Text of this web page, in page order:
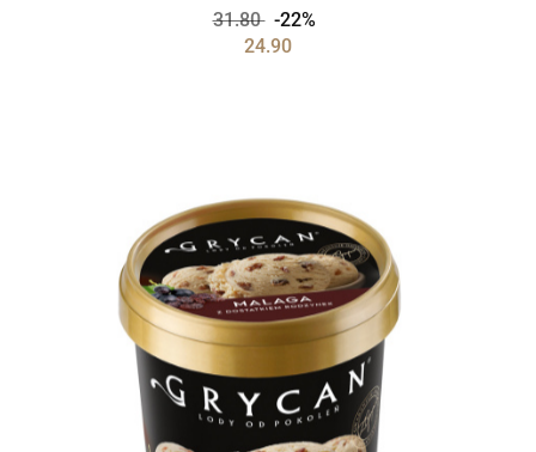
31.80
-22%
24.90